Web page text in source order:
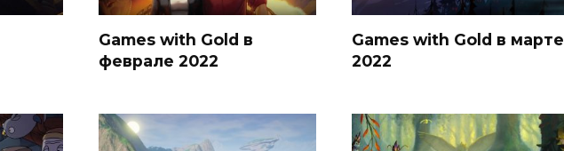
Games with Gold в
феврале 2022
Games with Gold в марте
2022